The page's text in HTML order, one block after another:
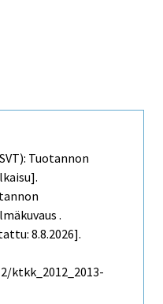
Tuotannon
.
8.8.2026].